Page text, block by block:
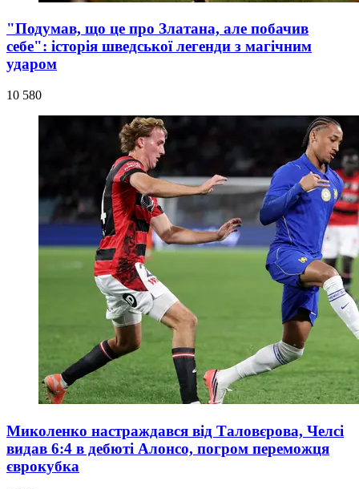
"Подумав, що це про Златана, але побачив
себе": історія шведської легенди з магічним
ударом
10 580
Миколенко настраждався від Таловєрова, Челсі
видав 6:4 в дебюті Алонсо, погром переможця
єврокубка